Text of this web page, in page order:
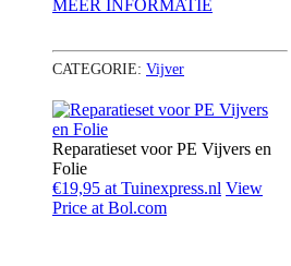
MEER INFORMATIE
CATEGORIE: Vijver
Reparatieset voor PE Vijvers en
Folie
€19,95 at Tuinexpress.nl View
Price at Bol.com